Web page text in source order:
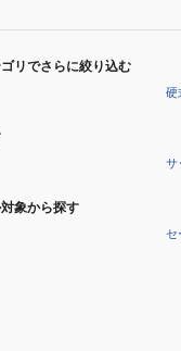
リでさらに絞り込む
硬
サ
象から探す
セ